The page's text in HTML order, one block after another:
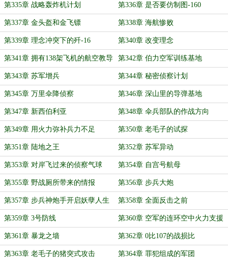
第335章 战略轰炸机计划 第336章 是否要仿制图-160
第337章 金头盔和金飞镖 第338章 海航惨败
第339章 理念冲突下的歼-16 第340章 改变理念
第341章 拥有138架飞机的航空教导
师
第342章 伯力空军训练基地
第343章 苏军增兵 第344章 秘密侦察计划
第345章 万里伞降侦察 第346章 深山里的导弹基地
第347章 新西伯利亚 第348章 伞兵部队的作战方向
第349章 用火力弥补兵力不足 第350章 老毛子的试探
第351章 陆地之王 第352章 苏军异动
第353章 对岸飞过来的侦察气球 第354章 自宫号航母
第355章 野战厕所带来的情报 第356章 步兵大炮
第357章 步兵神炮手开启妖孽人生 第358章 全面反击之前
第359章 3号防线 第360章 空军的连环空中火力支援
战术
第361章 暴龙之墙 第362章 0比107的战损比
第363章 老毛子的猪突式攻击 第364章 罪犯组成的军团